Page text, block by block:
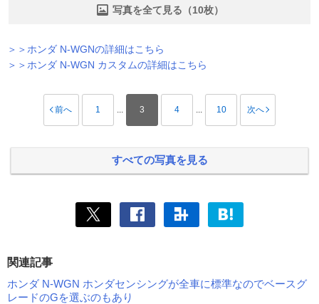
写真を全て見る（10枚）
＞＞ホンダ N-WGNの詳細はこちら
＞＞ホンダ N-WGN カスタムの詳細はこちら
前へ 1 ... 3 4 ... 10 次へ
すべての写真を見る
関連記事
ホンダ N-WGN ホンダセンシングが全車に標準なのでベースグ
レードのGを選ぶのもあり